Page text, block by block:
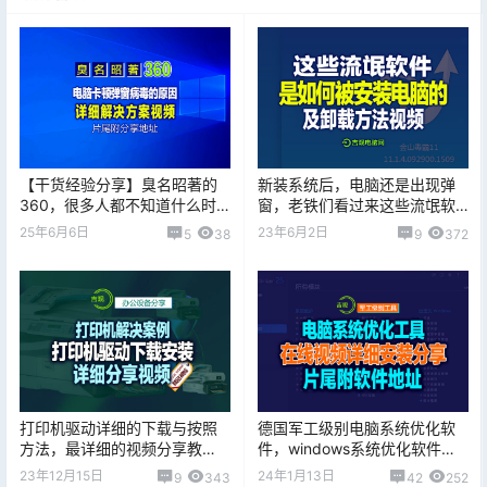
【干货经验分享】臭名昭著的
360，很多人都不知道什么时
候安装到电脑的，而且无法卸
25年6月6日 5 38
新装系统后，电脑还是出现弹
窗，老铁们看过来这些流氓软
件是如何被安装电脑的！
23年6月2日 9 372
打印机驱动详细的下载与按照
方法，最详细的视频分享教
程！
23年12月15日 9 343
德国军工级别电脑系统优化软
件，windows系统优化软件排
行榜一的存在！！！
24年1月13日 42 252